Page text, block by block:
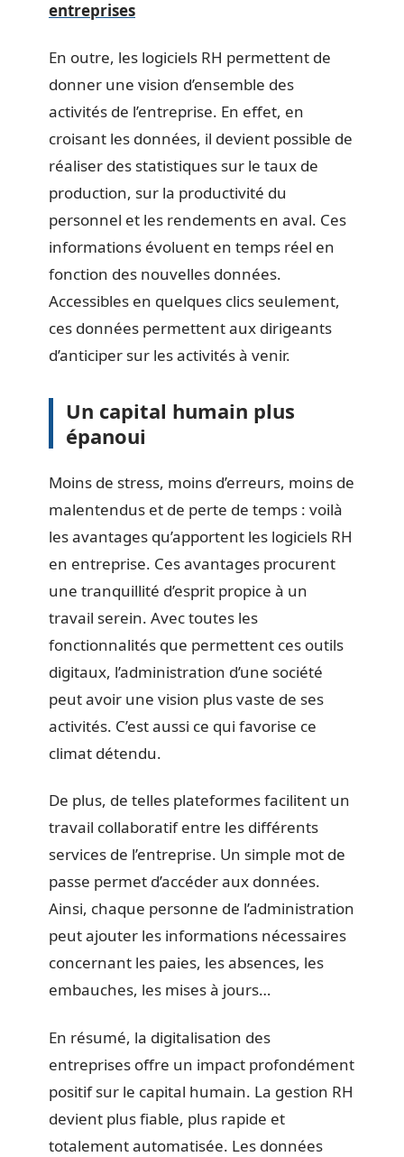
entreprises
En outre, les logiciels RH permettent de
donner une vision d’ensemble des
activités de l’entreprise. En effet, en
croisant les données, il devient possible de
réaliser des statistiques sur le taux de
production, sur la productivité du
personnel et les rendements en aval. Ces
informations évoluent en temps réel en
fonction des nouvelles données.
Accessibles en quelques clics seulement,
ces données permettent aux dirigeants
d’anticiper sur les activités à venir.
Un capital humain plus
épanoui
Moins de stress, moins d’erreurs, moins de
malentendus et de perte de temps : voilà
les avantages qu’apportent les logiciels RH
en entreprise. Ces avantages procurent
une tranquillité d’esprit propice à un
travail serein. Avec toutes les
fonctionnalités que permettent ces outils
digitaux, l’administration d’une société
peut avoir une vision plus vaste de ses
activités. C’est aussi ce qui favorise ce
climat détendu.
De plus, de telles plateformes facilitent un
travail collaboratif entre les différents
services de l’entreprise. Un simple mot de
passe permet d’accéder aux données.
Ainsi, chaque personne de l’administration
peut ajouter les informations nécessaires
concernant les paies, les absences, les
embauches, les mises à jours…
En résumé, la digitalisation des
entreprises offre un impact profondément
positif sur le capital humain. La gestion RH
devient plus fiable, plus rapide et
totalement automatisée. Les données